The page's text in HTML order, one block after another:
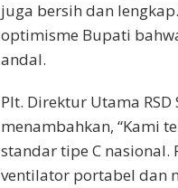
juga bersih dan
optimisme Bupati
andal.
Plt. Direktur Utama
menambahkan, “Kami
standar tipe C nasional.
ventilator portabel dan